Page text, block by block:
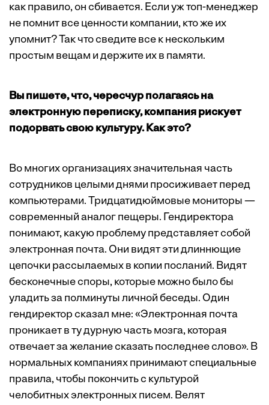
как правило, он сбивается. Если уж топ-менеджер
не помнит все ценности компании, кто же их
упомнит? Так что сведите все к нескольким
простым вещам и держите их в памяти.
Вы пишете, что, чересчур полагаясь на
электронную переписку, компания рискует
подорвать свою культуру. Как это?
Во многих организациях значительная часть
сотрудников целыми днями просиживает перед
компьютерами. Тридцатидюймовые мониторы —
современный аналог пещеры. Гендиректора
понимают, какую проблему представляет собой
электронная почта. Они видят эти длиннющие
цепочки рассылаемых в копии посланий. Видят
бесконечные споры, которые можно было бы
уладить за полминуты личной беседы. Один
гендиректор сказал мне: «Электронная почта
проникает в ту дурную часть мозга, которая
отвечает за желание сказать последнее слово». В
нормальных компаниях принимают специальные
правила, чтобы покончить с культурой
челобитных электронных писем. Велят